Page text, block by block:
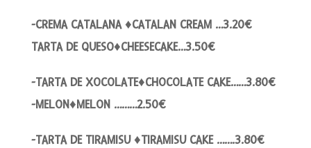
-CREMA CATALANA ♦CATALAN CREAM …3.20€
TARTA DE QUESO♦CHEESECAKE…3.50€
-TARTA DE XOCOLATE♦CHOCOLATE CAKE……3.80€
-MELON♦MELON ………2.50€
-TARTA DE TIRAMISU ♦TIRAMISU CAKE …….3.80€